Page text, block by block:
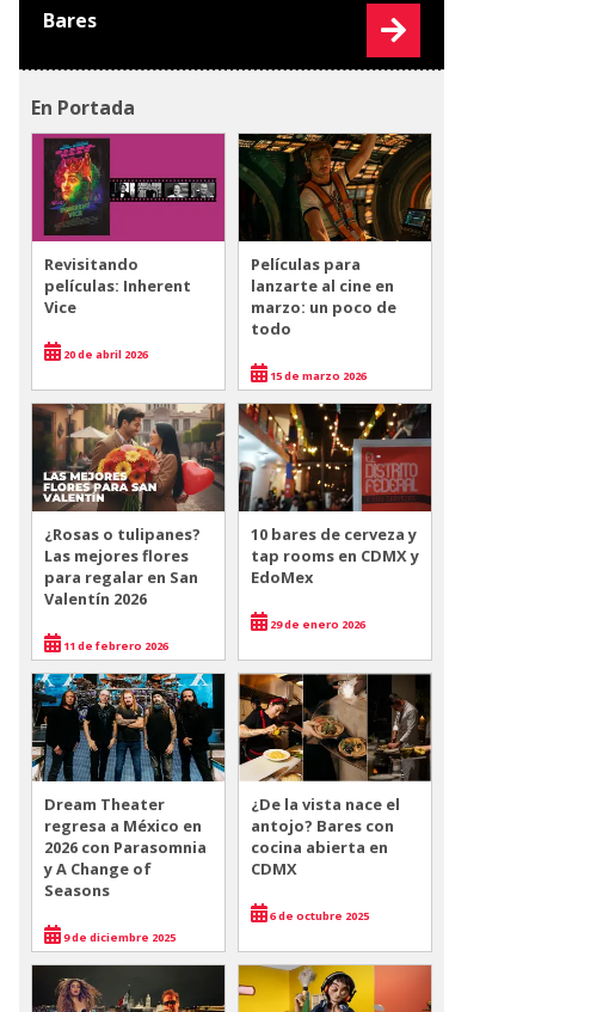
Bares
En Portada
Revisitando
películas: Inherent
Vice
20 de abril 2026
Películas para
lanzarte al cine en
marzo: un poco de
todo
15 de marzo 2026
¿Rosas o tulipanes?
Las mejores flores
para regalar en San
Valentín 2026
11 de febrero 2026
10 bares de cerveza y
tap rooms en CDMX y
EdoMex
29 de enero 2026
Dream Theater
regresa a México en
2026 con Parasomnia
y A Change of
Seasons
9 de diciembre 2025
¿De la vista nace el
antojo? Bares con
cocina abierta en
CDMX
6 de octubre 2025